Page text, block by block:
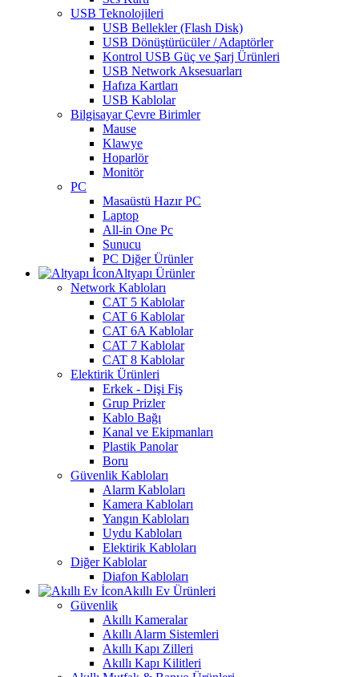
USB Teknolojileri
USB Bellekler (Flash Disk)
USB Dönüştürücüler / Adaptörler
Kontrol USB Güç ve Şarj Ürünleri
USB Network Aksesuarları
Hafıza Kartları
USB Kablolar
Bilgisayar Çevre Birimler
Mause
Klawye
Hoparlör
Monitör
PC
Masaüstü Hazır PC
Laptop
All-in One Pc
Sunucu
PC Diğer Ürünler
Altyapı Ürünler
Network Kabloları
CAT 5 Kablolar
CAT 6 Kablolar
CAT 6A Kablolar
CAT 7 Kablolar
CAT 8 Kablolar
Elektirik Ürünleri
Erkek - Dişi Fiş
Grup Prizler
Kablo Bağı
Kanal ve Ekipmanları
Plastik Panolar
Boru
Güvenlik Kabloları
Alarm Kabloları
Kamera Kabloları
Yangın Kabloları
Uydu Kabloları
Elektirik Kabloları
Diğer Kablolar
Diafon Kabloları
Akıllı Ev Ürünleri
Güvenlik
Akıllı Kameralar
Akıllı Alarm Sistemleri
Akıllı Kapı Zilleri
Akıllı Kapı Kilitleri